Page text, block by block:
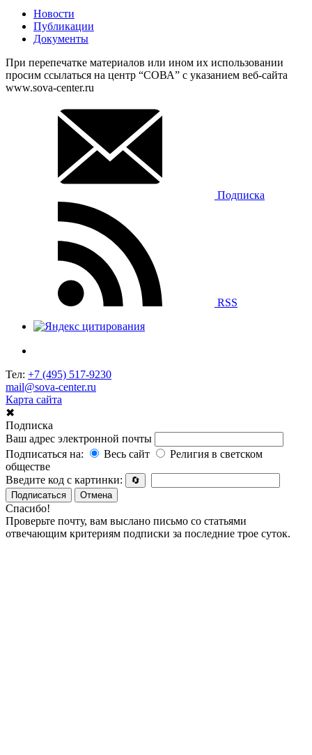
Новости
Публикации
Документы
При перепечатке материалов или ином их использовании
просим ссылаться на центр “СОВА” с указанием веб-сайта
www.sova-center.ru
Подписка
RSS
Тел: +7 (495) 517-9230
mail@sova-center.ru
Карта сайта
✖
Подписка
Ваш адрес электронной почты
Подписаться на:
Весь сайт
Религия в светском
обществе
Введите код с картинки:
🔄
Подписаться
Отмена
Спасибо!
Проверьте почту, вам выслано письмо со статьями
отвечающим критериям подписки за последние трое суток.